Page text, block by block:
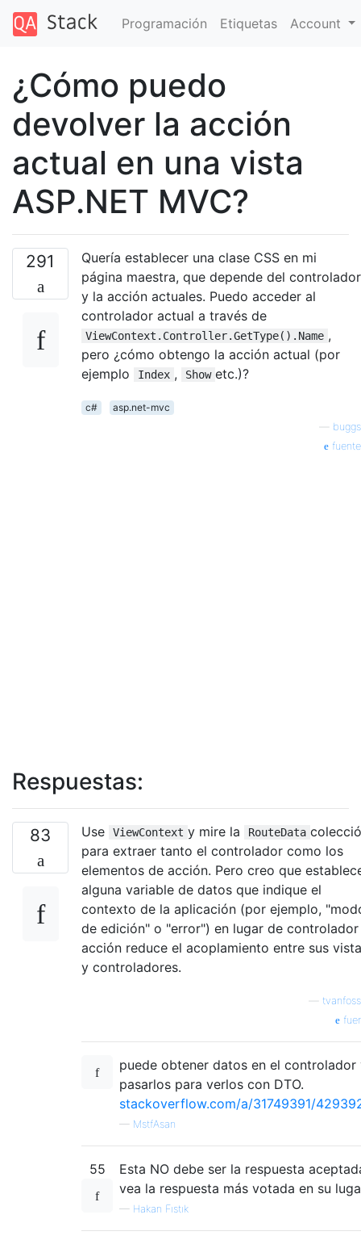
Programación Etiquetas Account
¿Cómo puedo
devolver la acción
actual en una vista
ASP.NET MVC?
291
Quería establecer una clase CSS en mi
página maestra, que depende del controlador
y la acción actuales. Puedo acceder al
controlador actual a través de
ViewContext.Controller.GetType().Name ,
pero ¿cómo obtengo la acción actual (por
ejemplo
Index , Show etc.)?
c#
asp.net-mvc
buggs
fuente
Respuestas:
83 Use ViewContext y mire la RouteData
para extraer tanto el controlador como los
elementos de acción. Pero creo que
alguna variable de datos que indique el
contexto de la aplicación (por ejemplo,
de edición" o "error") en lugar de
acción reduce el acoplamiento entre sus
y controladores.
puede obtener datos en el controlador
pasarlos para verlos con DTO.
stackoverflow.com/a/31749391/
— MstfAsan
55
Esta NO debe ser la respuesta
vea la respuesta más votada en su
— Hakan Fıstık